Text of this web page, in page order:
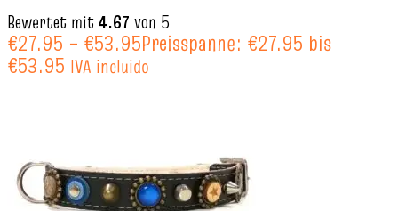
Bewertet mit4.67 von 5
€27.95 – €53.95Preisspanne: €27.95 bis
€53.95 IVA incluido